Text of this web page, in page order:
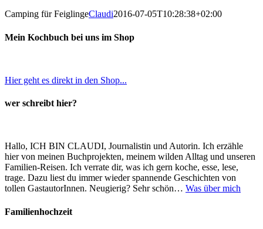
Camping für FeiglingeClaudi2016-07-05T10:28:38+02:00
Mein Kochbuch bei uns im Shop
Hier geht es direkt in den Shop...
wer schreibt hier?
Hallo, ICH BIN CLAUDI, Journalistin und Autorin. Ich erzähle
hier von meinen Buchprojekten, meinem wilden Alltag und unseren
Familien-Reisen. Ich verrate dir, was ich gern koche, esse, lese,
trage. Dazu liest du immer wieder spannende Geschichten von
tollen GastautorInnen. Neugierig? Sehr schön… Was über mich
Familienhochzeit